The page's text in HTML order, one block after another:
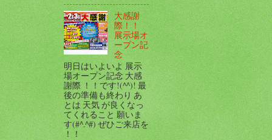
大感謝
際！！
展示場オ
ープン記
念
明日はいよいよ 展示
場オープン記念 大感
謝際 ！！です!(^^)! 最
後の準備も終わり あ
とは 天気 が良くなっ
てくれること 願いま
す(#^.^#) ぜひご来店を
！！